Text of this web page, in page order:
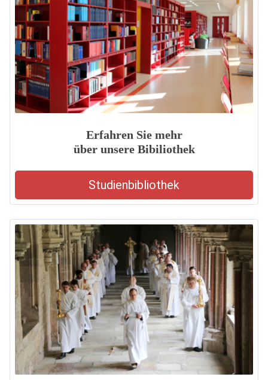
Erfahren Sie mehr
über unsere Bibiliothek
Studienbibliothek